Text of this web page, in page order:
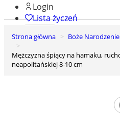
Login
Lista życzeń
0
Strona główna Boże Narodzenie
Mężczyzna śpiący na hamaku, ruchoma figurka do szopki
neapolitańskiej 8-10 cm